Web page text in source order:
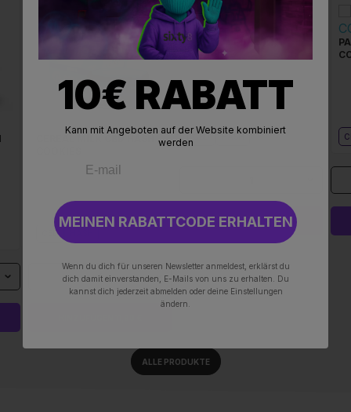
CEREAL MILK CBD HASH
CBD
1
GELATTI CBD HASH
COOKIES®
CBD HASH
HINZUFÜGEN 11,90 €
ALLE PRODUKTE
10€ RABATT
Kann mit Angeboten auf der Website kombiniert
werden
MEINEN RABATTCODE ERHALTEN
Wenn du dich für unseren Newsletter anmeldest, erklärst du
dich damit einverstanden, E-Mails von uns zu erhalten. Du
kannst dich jederzeit abmelden oder deine Einstellungen
ändern.